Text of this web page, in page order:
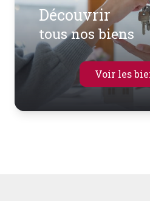
découvrir
tous nos biens
Voir les